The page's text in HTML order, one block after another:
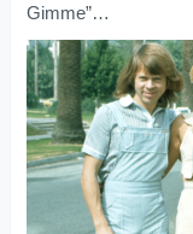
Gimme”…